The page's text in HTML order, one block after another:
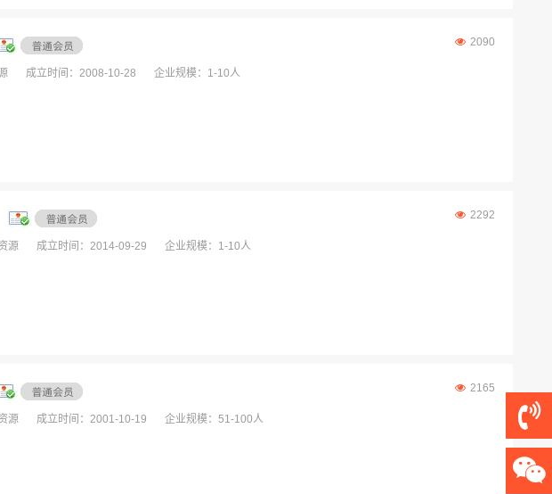
成立时间：2008-10-28 企业规模：1-10人
2090
源 成立时间：2014-09-29 企业规模：1-10人
2292
源 成立时间：2001-10-19 企业规模：51-100人
2165